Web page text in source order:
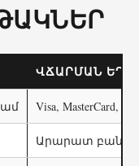
ՎՃԱՐՄԱՆ
Visa, MasterCard,
Արարատ բանկ,